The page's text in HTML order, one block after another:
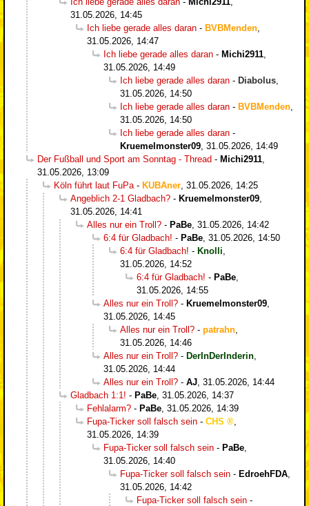
31.05.2026, 14:45
Ich liebe gerade alles daran - BVBMenden
31.05.2026, 14:47
Ich liebe gerade alles daran - Michi2911
31.05.2026, 14:49
Ich liebe gerade alles daran - Diabolus
31.05.2026, 14:50
Ich liebe gerade alles daran - BVBMenden
31.05.2026, 14:50
Ich liebe gerade alles daran -
Kruemelmonster09 31.05.2026, 14:49
Der Fußball und Sport am Sonntag - Thread - Michi2911
31.05.2026, 13:09
Köln führt laut FuPa - KUBAner 31.05.2026, 14:25
Angeblich 2-1 Gladbach? - Kruemelmonster09
31.05.2026, 14:41
Alles nur ein Troll? - PaBe 31.05.2026, 14:42
6:4 für Gladbach! - PaBe 31.05.2026, 14:50
6:4 für Gladbach! - Knolli
31.05.2026, 14:52
6:4 für Gladbach! - PaBe
31.05.2026, 14:55
Alles nur ein Troll? - Kruemelmonster09
31.05.2026, 14:45
Alles nur ein Troll? - patrahn
31.05.2026, 14:46
Alles nur ein Troll? - DerInDerInderin
31.05.2026, 14:44
Alles nur ein Troll? - AJ 31.05.2026, 14:44
Gladbach 1:1! - PaBe 31.05.2026, 14:37
Fehlalarm? - PaBe 31.05.2026, 14:39
Fupa-Ticker soll falsch sein - CHS
31.05.2026, 14:39
Fupa-Ticker soll falsch sein - PaBe
31.05.2026, 14:40
Fupa-Ticker soll falsch sein - EdroehFDA
31.05.2026, 14:42
Fupa-Ticker soll falsch sein -